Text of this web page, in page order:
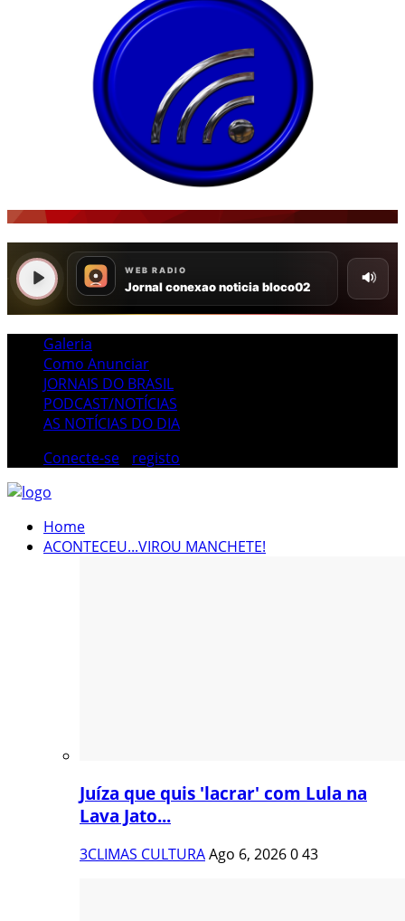
Galeria
Como Anunciar
JORNAIS DO BRASIL
PODCAST/NOTÍCIAS
AS NOTÍCIAS DO DIA
Conecte-se
registo
Home
ACONTECEU...VIROU MANCHETE!
Juíza que quis 'lacrar' com Lula na
Lava Jato...
3CLIMAS CULTURAAgo 6, 2026043